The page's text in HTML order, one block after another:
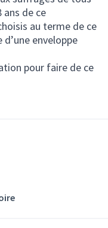
de ce
au terme de ce
enveloppe
pour faire de ce